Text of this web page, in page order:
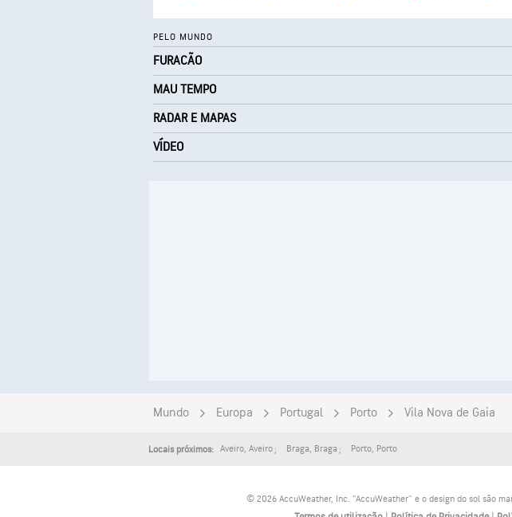
PELO MUNDO
FURACÃO
MAU TEMPO
RADAR E MAPAS
VÍDEO
Mundo Europa Portugal Porto Vila Nova de Gaia
Locais próximos: Aveiro, Aveiro Braga, Braga Porto, Porto
© 2026 AccuWeather, Inc. "AccuWeather" e o design do sol são